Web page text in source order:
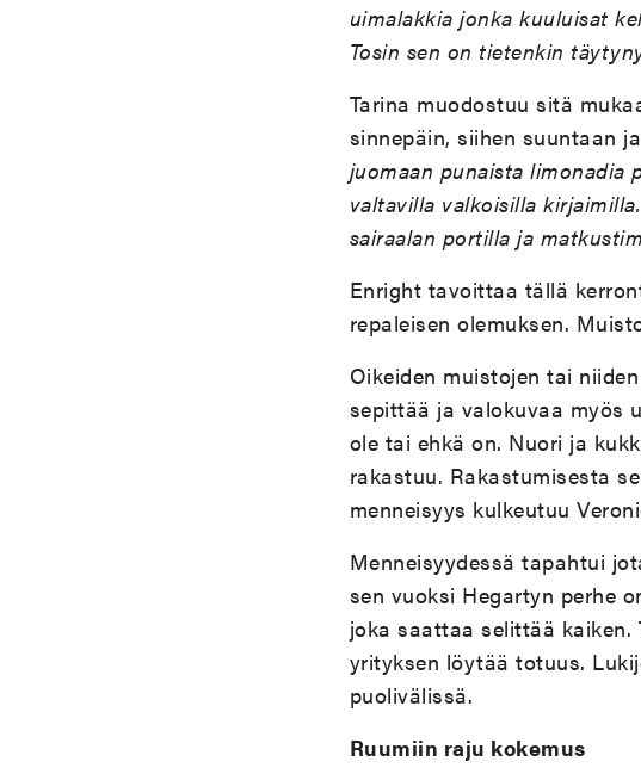
uimalakkia jonka kuuluisat
Tosin sen on tietenkin
Tarina muodostuu sitä
sinnepäin, siihen suuntaan
juomaan punaista
valtavilla valkoisilla
sairaalan portilla ja
Enright tavoittaa tällä
repaleisen olemuksen.
Oikeiden muistojen tai
sepittää ja valokuvaa myös
ole tai ehkä on. Nuori ja
rakastuu. Rakastumisesta
menneisyys kulkeutuu
Menneisyydessä tapahtui
sen vuoksi Hegartyn perhe
joka saattaa selittää kaiken.
yrityksen löytää totuus.
puolivälissä.
Ruumiin raju kokemus